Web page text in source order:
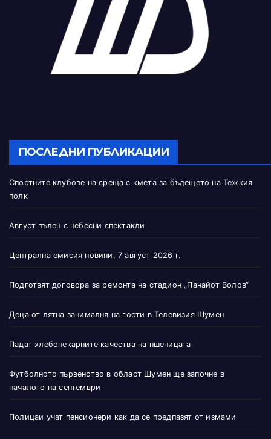
ПОСЛЕДНИ ПУБЛИКАЦИИ
Спортните клубове на среща с кмета за бъдещето на Тежкия
полк
Август пълен с небесни спектакли
Централна емисия новини, 7 август 2026 г.
Подготвят договора за ремонта на стадион „Панайот Волов“
Деца от лятна занималня на гости в Телевизия Шумен
Падат хлебопекарните качества на пшеницата
Футболното първенство в област Шумен ще започне в
началото на септември
Полицаи учат пенсионери как да се предпазят от измами